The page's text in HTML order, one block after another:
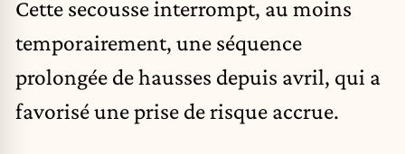
Cette secousse interrompt, au moins
temporairement, une séquence
prolongée de hausses depuis avril, qui a
favorisé une prise de risque accrue.